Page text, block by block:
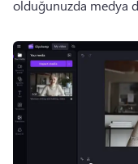
olduğunuzda medya